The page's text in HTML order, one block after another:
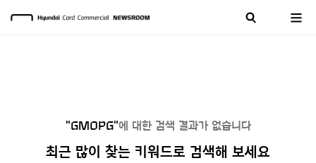
"GMOPG"에 대한 검색 결과가 없습니다
최근 많이 찾는 키워드로 검색해 보세요